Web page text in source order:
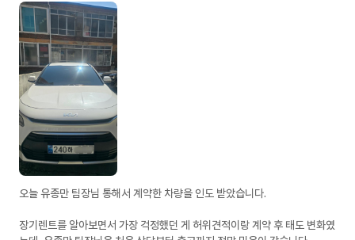
오늘 유종만 팀장님 통해서 계약한 차량을 인도 받았습니다.
장기렌트를 알아보면서 가장 걱정했던 게 허위견적이랑 계약 후 태도 변화였